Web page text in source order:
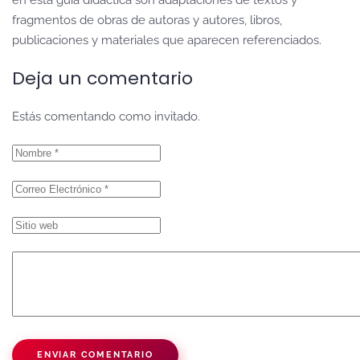
fragmentos de obras de autoras y autores, libros,
publicaciones y materiales que aparecen referenciados.
Deja un comentario
Estás comentando como invitado.
ENVIAR COMENTARIO